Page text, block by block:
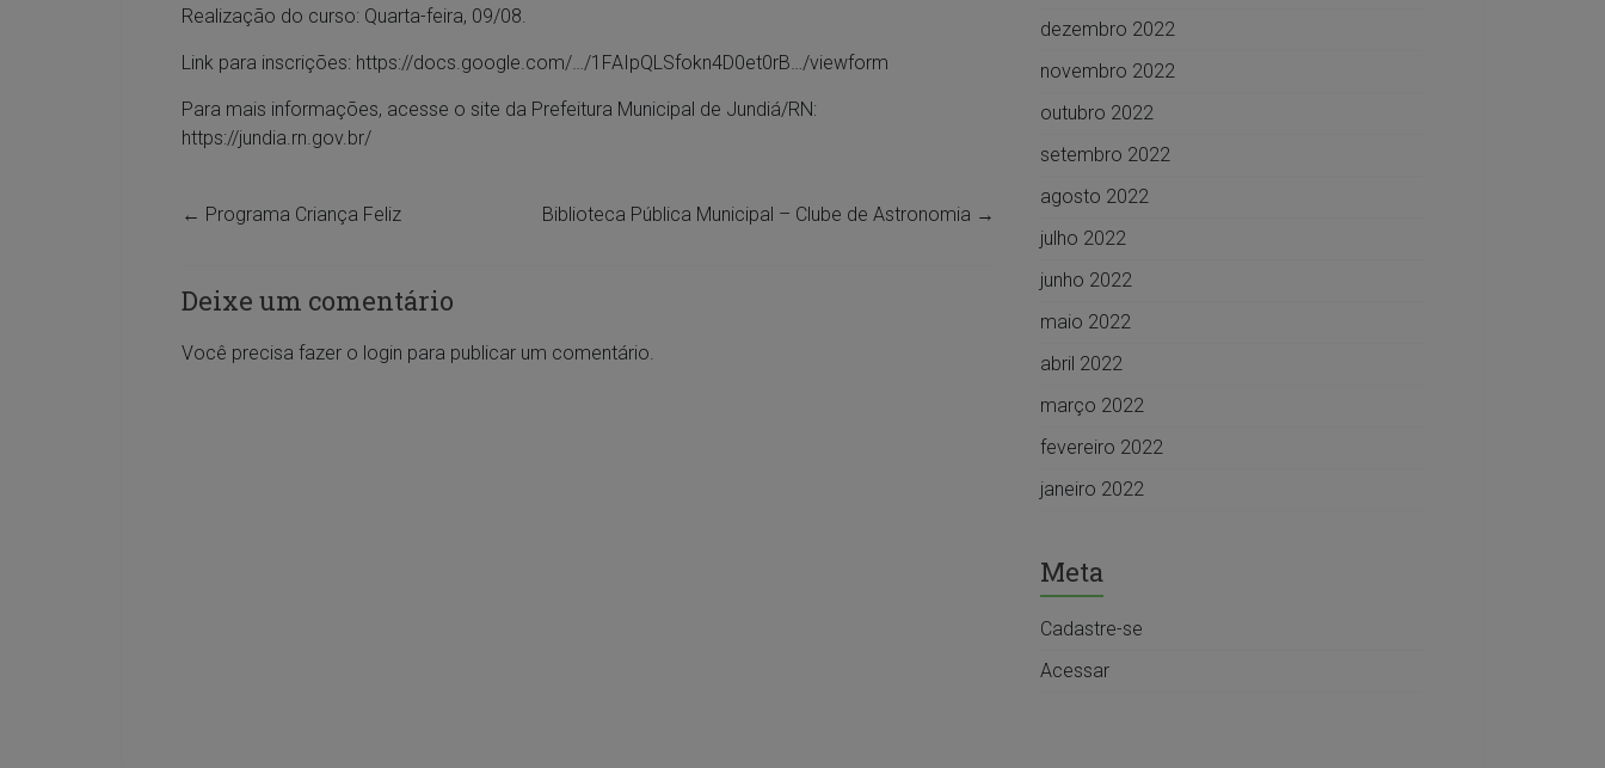
Realização do curso: Quarta-feira, 09/08.
Link para inscrições: https://docs.google.com/…/1FAIpQLSfokn4D0et0rB…/viewform
Para mais informações, acesse o site da Prefeitura Municipal de Jundiá/RN:
https://jundia.rn.gov.br/
← Programa Criança Feliz Biblioteca Pública Municipal – Clube de Astronomia →
Deixe um comentário
Você precisa fazer o login para publicar um comentário.
dezembro 2022
novembro 2022
outubro 2022
setembro 2022
agosto 2022
julho 2022
junho 2022
maio 2022
abril 2022
março 2022
fevereiro 2022
janeiro 2022
Meta
Cadastre-se
Acessar